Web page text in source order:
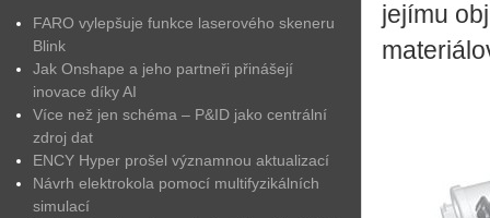
FARO vylepšuje funkce laserového skeneru
Blink
Jak Onshape a jeho partneři přinášejí
inovace díky AI
Více než jen schéma – P&ID jako centrální
zdroj dat
ENCY Hyper prošel významnou aktualizací
Návrh elektrokola pomocí multifyzikálních
simulací
jejímu